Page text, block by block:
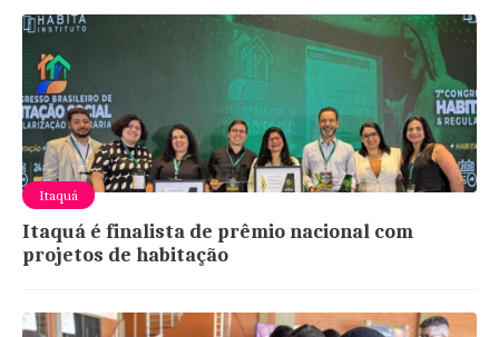
Itaquá
Itaquá é finalista de prêmio nacional com
projetos de habitação